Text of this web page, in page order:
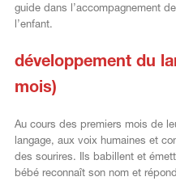
guide dans l’accompagnement
l’enfant.
développement du
mois)
Au cours des premiers mois de
langage, aux voix humaines et
des sourires. Ils babillent et
bébé reconnaît son nom et